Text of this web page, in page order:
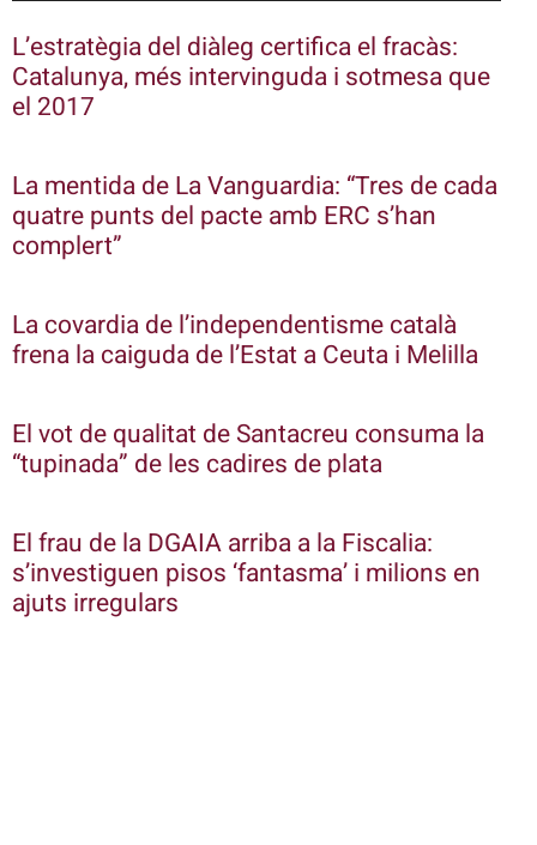
L’estratègia del diàleg certifica el fracàs:
Catalunya, més intervinguda i sotmesa que
el 2017
La mentida de La Vanguardia: “Tres de cada
quatre punts del pacte amb ERC s’han
complert”
La covardia de l’independentisme català
frena la caiguda de l’Estat a Ceuta i Melilla
El vot de qualitat de Santacreu consuma la
“tupinada” de les cadires de plata
El frau de la DGAIA arriba a la Fiscalia:
s’investiguen pisos ‘fantasma’ i milions en
ajuts irregulars